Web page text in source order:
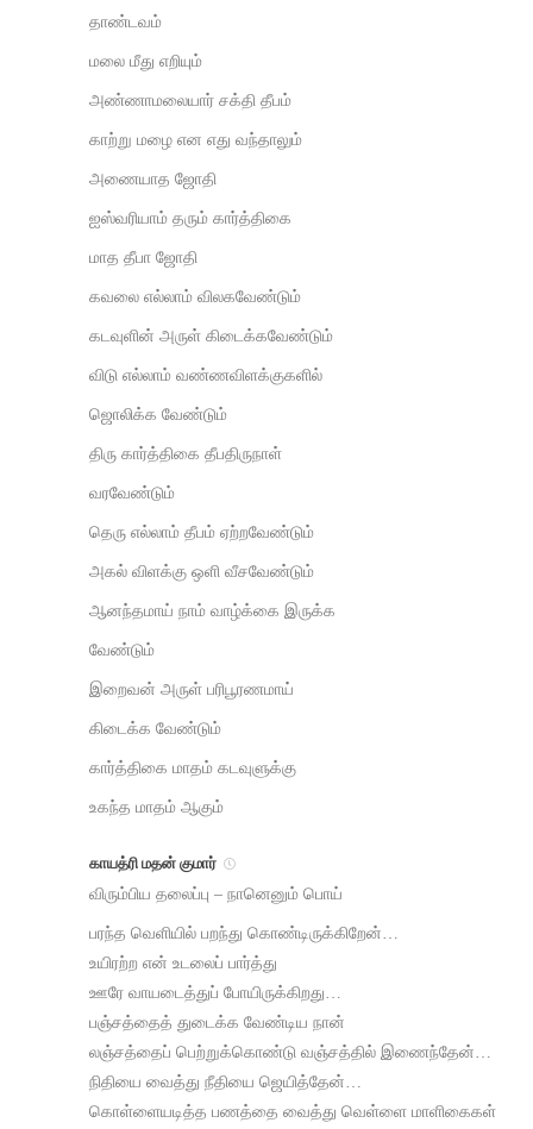
தாண்டவம்
மலை மீது எறியும்
அண்ணாமலையார் சக்தி தீபம்
காற்று மழை என எது வந்தாலும்
அணையாத ஜோதி
ஐஸ்வரியாம் தரும் கார்த்திகை
மாத தீபா ஜோதி
கவலை எல்லாம் விலகவேண்டும்
கடவுளின் அருள் கிடைக்கவேண்டும்
விடு எல்லாம் வண்ணவிளக்குகளில்
ஜொலிக்க வேண்டும்
திரு கார்த்திகை தீபதிருநாள்
வரவேண்டும்
தெரு எல்லாம் தீபம் ஏற்றவேண்டும்
அகல் விளக்கு ஒளி வீசவேண்டும்
ஆனந்தமாய் நாம் வாழ்க்கை இருக்க
வேண்டும்
இறைவன் அருள் பரிபூரணமாய்
கிடைக்க வேண்டும்
கார்த்திகை மாதம் கடவுளுக்கு
உகந்த மாதம் ஆகும்
காயத்ரி மதன் குமார்
விரும்பிய தலைப்பு – நானெனும் பொய்
பரந்த வெளியில் பறந்து கொண்டிருக்கிறேன்…
உயிரற்ற என் உடலைப் பார்த்து
ஊரே வாயடைத்துப் போயிருக்கிறது…
பஞ்சத்தைத் துடைக்க வேண்டிய நான்
லஞ்சத்தைப் பெற்றுக்கொண்டு வஞ்சத்தில் இணைந்தேன்…
நிதியை வைத்து நீதியை ஜெயித்தேன்…
கொள்ளையடித்த பணத்தை வைத்து வெள்ளை மாளிகைகள்